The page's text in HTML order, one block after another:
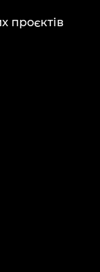
проєктів